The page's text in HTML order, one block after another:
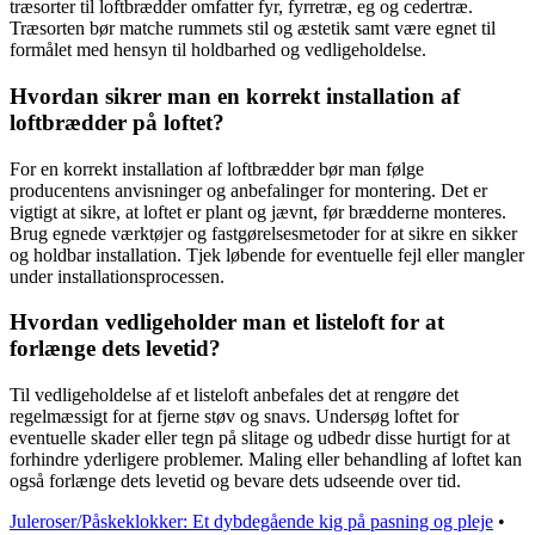
træsorter til loftbrædder omfatter fyr, fyrretræ, eg og cedertræ.
Træsorten bør matche rummets stil og æstetik samt være egnet til
formålet med hensyn til holdbarhed og vedligeholdelse.
Hvordan sikrer man en korrekt installation af
loftbrædder på loftet?
For en korrekt installation af loftbrædder bør man følge
producentens anvisninger og anbefalinger for montering. Det er
vigtigt at sikre, at loftet er plant og jævnt, før brædderne monteres.
Brug egnede værktøjer og fastgørelsesmetoder for at sikre en sikker
og holdbar installation. Tjek løbende for eventuelle fejl eller mangler
under installationsprocessen.
Hvordan vedligeholder man et listeloft for at
forlænge dets levetid?
Til vedligeholdelse af et listeloft anbefales det at rengøre det
regelmæssigt for at fjerne støv og snavs. Undersøg loftet for
eventuelle skader eller tegn på slitage og udbedr disse hurtigt for at
forhindre yderligere problemer. Maling eller behandling af loftet kan
også forlænge dets levetid og bevare dets udseende over tid.
Juleroser/Påskeklokker: Et dybdegående kig på pasning og pleje •